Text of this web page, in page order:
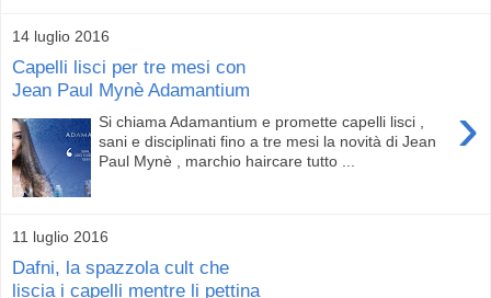
14 luglio 2016
Capelli lisci per tre mesi con
Jean Paul Mynè Adamantium
›
Si chiama Adamantium e promette capelli lisci ,
sani e disciplinati fino a tre mesi la novità di Jean
Paul Mynè , marchio haircare tutto ...
11 luglio 2016
Dafni, la spazzola cult che
liscia i capelli mentre li pettina